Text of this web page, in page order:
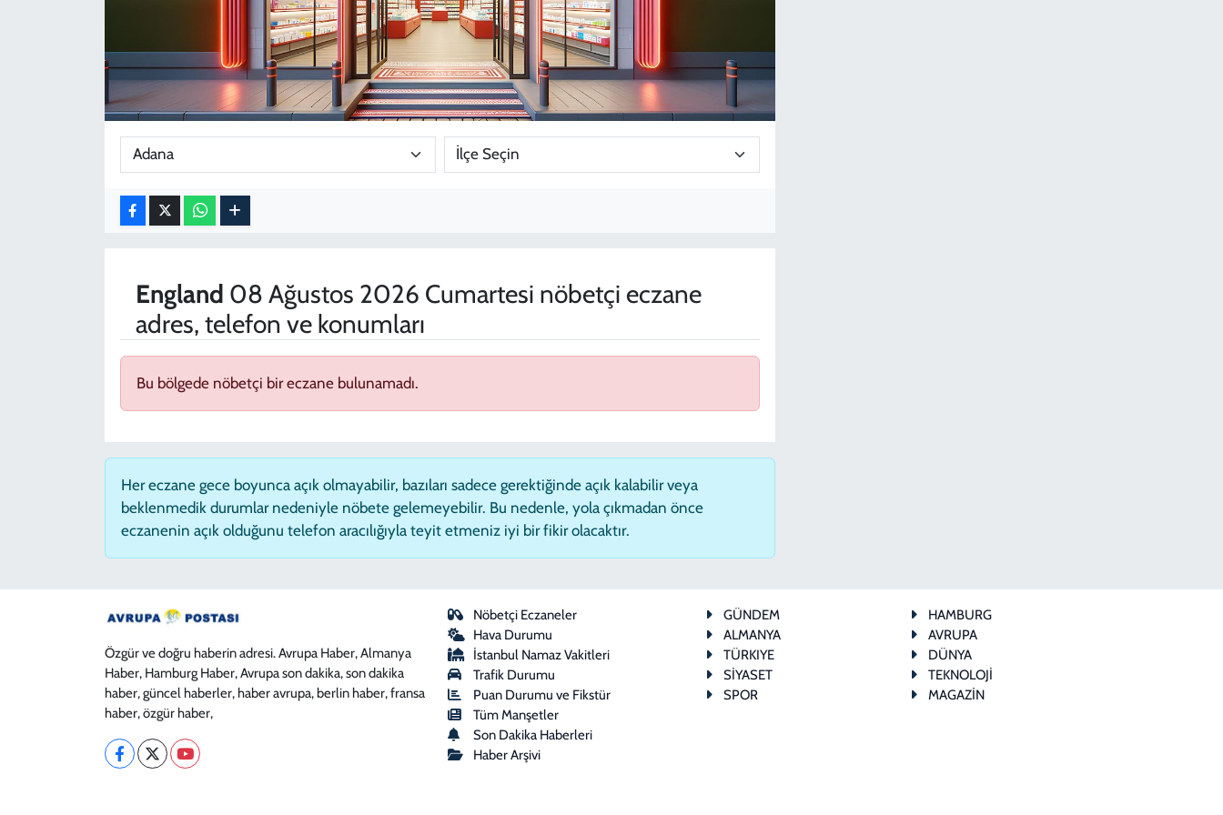
England 08 Ağustos 2026 Cumartesi nöbetçi eczane
adres, telefon ve konumları
Bu bölgede nöbetçi bir eczane bulunamadı.
Her eczane gece boyunca açık olmayabilir, bazıları sadece gerektiğinde açık kalabilir veya
beklenmedik durumlar nedeniyle nöbete gelemeyebilir. Bu nedenle, yola çıkmadan önce
eczanenin açık olduğunu telefon aracılığıyla teyit etmeniz iyi bir fikir olacaktır.
Özgür ve doğru haberin adresi. Avrupa Haber, Almanya
Haber, Hamburg Haber, Avrupa son dakika, son dakika
haber, güncel haberler, haber avrupa, berlin haber, fransa
haber, özgür haber,
Nöbetçi Eczaneler
Hava Durumu
İstanbul Namaz Vakitleri
Trafik Durumu
Puan Durumu ve Fikstür
Tüm Manşetler
Son Dakika Haberleri
Haber Arşivi
GÜNDEM
HAMBURG
ALMANYA
AVRUPA
TÜRKIYE
DÜNYA
SİYASET
TEKNOLOJİ
SPOR
MAGAZİN
YAZARLAR